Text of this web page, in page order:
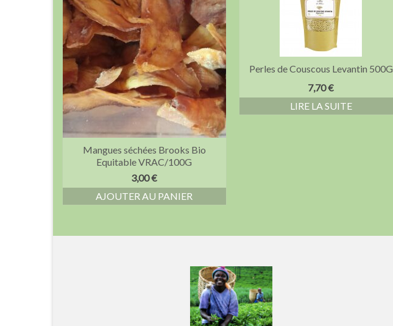
Mangues séchées Brooks Bio
Equitable VRAC/100G
3,00€
AJOUTER AU PANIER
Perles de Couscous Levantin 500G
7,70€
LIRE LA SUITE